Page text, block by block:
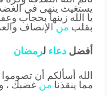
يستغيث ينهى في الغضب
يا الله زينها بحجاب
بقلب من الإنصاف
أفضلدعاء لرمضان
الله أسألكم أن تصوموا
مما ينقذنا من غضبك ،